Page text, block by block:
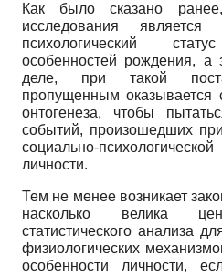
Как было сказано
исследования
психологический
особенностей рождения,
деле, при такой
пропущенным оказывается
онтогенеза, чтобы
событий, произошедших
социально-
личности.
Тем не менее возникает
насколько велика
статистического анализа
физиологических
особенности личности,